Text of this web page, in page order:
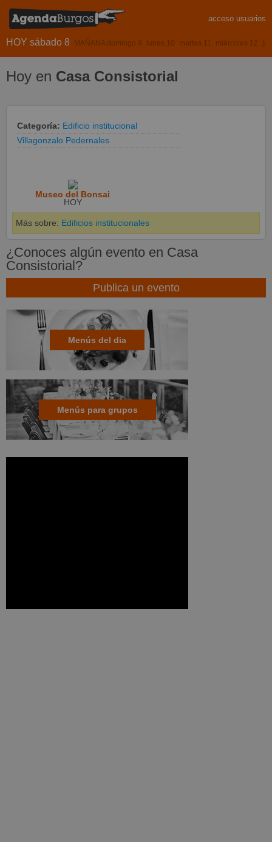
acceso usuarios
HOY sábado 8 MAÑANA domingo 9 lunes 10 martes 11 miércoles 12
Hoy en Casa Consistorial
Categoría: Edificio institucional
Villagonzalo Pedernales
Museo del Bonsai
HOY
Más sobre: Edificios institucionales
¿Conoces algún evento en Casa
Consistorial?
Publica un evento
Menús del dia
Menús para grupos